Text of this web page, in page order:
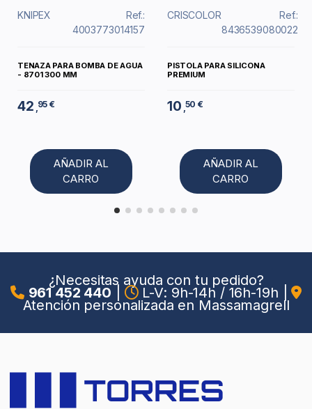
KNIPEX
Ref.:
4003773014157
TENAZA PARA BOMBA DE AGUA
- 8701 300 MM
42 ,95 €
AÑADIR AL
CARRO
CRISCOLOR
Ref.:
8436539080022
PISTOLA PARA SILICONA
PREMIUM
10 ,50 €
AÑADIR AL
CARRO
¿Necesitas ayuda con tu pedido?
961 452 440 L-V: 9h-14h / 16h-19h
Atención personalizada en Massamagrell